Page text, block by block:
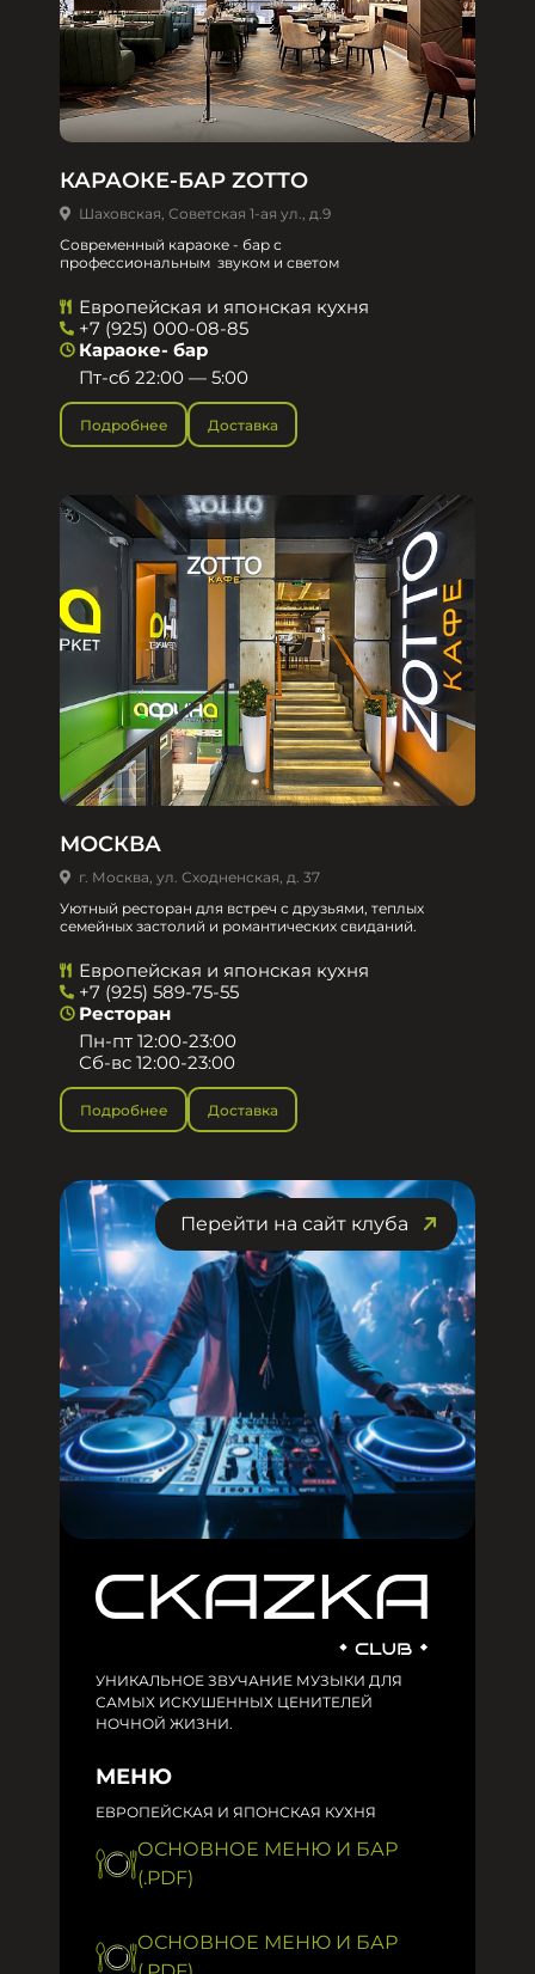
КАРАОКЕ-БАР ZOTTO
Шаховская, Советская 1-ая ул., д.9
Современный караоке - бар с
профессиональным звуком и светом
Европейская и японская кухня
+7 (925) 000-08-85
Караоке- бар
Пт-сб 22:00 — 5:00
Подробнее Доставка
МОСКВА
г. Москва, ул. Сходненская, д. 37
Уютный ресторан для встреч с друзьями, теплых
семейных застолий и романтических свиданий.
Европейская и японская кухня
+7 (925) 589-75-55
Ресторан
Пн-пт 12:00-23:00
Сб-вс 12:00-23:00
Подробнее Доставка
Перейти на сайт клуба
УНИКАЛЬНОЕ ЗВУЧАНИЕ МУЗЫКИ ДЛЯ
САМЫХ ИСКУШЕННЫХ ЦЕНИТЕЛЕЙ
НОЧНОЙ ЖИЗНИ.
МЕНЮ
ЕВРОПЕЙСКАЯ И ЯПОНСКАЯ КУХНЯ
ОСНОВНОЕ МЕНЮ И БАР
(.PDF)
ОСНОВНОЕ МЕНЮ И БАР